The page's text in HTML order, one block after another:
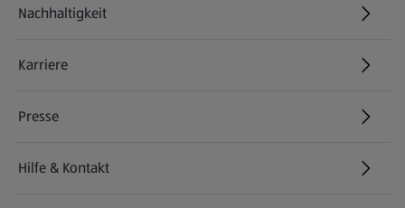
Nachhaltigkeit
Karriere
Presse
Hilfe & Kontakt
(öffnet in einem neuen Tab)